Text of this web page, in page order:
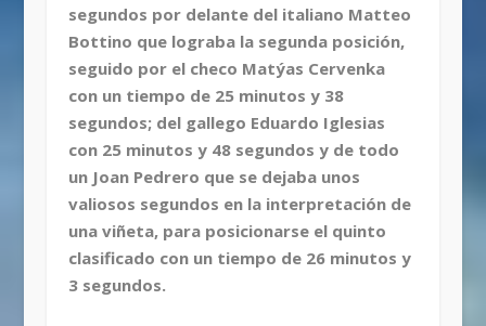
segundos por delante del italiano Matteo
Bottino que lograba la segunda posición,
seguido por el checo Matýas Cervenka
con un tiempo de 25 minutos y 38
segundos; del gallego Eduardo Iglesias
con 25 minutos y 48 segundos y de todo
un Joan Pedrero que se dejaba unos
valiosos segundos en la interpretación de
una viñeta, para posicionarse el quinto
clasificado con un tiempo de 26 minutos y
3 segundos.